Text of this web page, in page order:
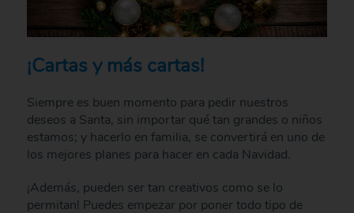
¡Cartas y más cartas!
Siempre es buen momento para pedir nuestros
deseos a Santa, sin importar qué tan grandes o niños
estamos; y hacerlo en familia, se convertirá en uno de
los mejores planes para hacer en cada Navidad.
¡Además, pueden ser tan creativos como se lo
permitan! Puedes empezar por poner todo tipo de